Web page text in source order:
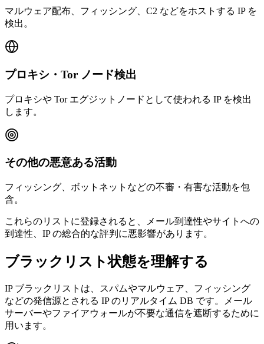
マルウェア配布、フィッシング、C2 などをホストする IP を
検出。
プロキシ・Tor ノード検出
プロキシや Tor エグジットノードとして使われる IP を検出
します。
その他の悪意ある活動
フィッシング、ボットネットなどの不審・有害な活動を包
含。
これらのリストに登録されると、メール到達性やサイトへの
到達性、IP の総合的な評判に悪影響があります。
ブラックリスト状態を理解する
IP ブラックリストは、スパムやマルウェア、フィッシング
などの発信源とされる IP のリアルタイム DB です。メール
サーバーやファイアウォールが不要な通信を遮断するために
用います。